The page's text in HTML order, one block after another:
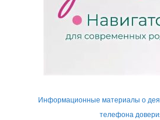
Информационные материалы о
телефона